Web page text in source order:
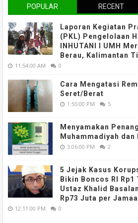
POPULAR RECENT
Laporan Kegiatan
(PKL) Pengelolaan
INHUTANI I UMH
Berau, Kalimantan
11:54:00 AM 0
Cara Mengatasi
Seret/Berat
1:55:00 PM 5
Menyamakan
Muhammadiyah dan
3:06:00 PM 2
5 Jejak Kasus
Bikin Boncos RI
Ustaz Khalid
Rp73 Juta per
12:11:00 PM 0